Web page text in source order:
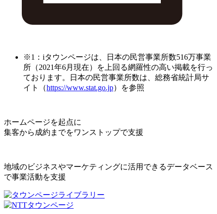
※1：iタウンページは、日本の民営事業所数516万事業
所（2021年6月現在）を上回る網羅性の高い掲載を行っ
ております。日本の民営事業所数は、総務省統計局サ
イト（https://www.stat.go.jp）を参照
ホームページを起点に
集客から成約までをワンストップで支援
地域のビジネスやマーケティングに活用できるデータベース
で事業活動を支援